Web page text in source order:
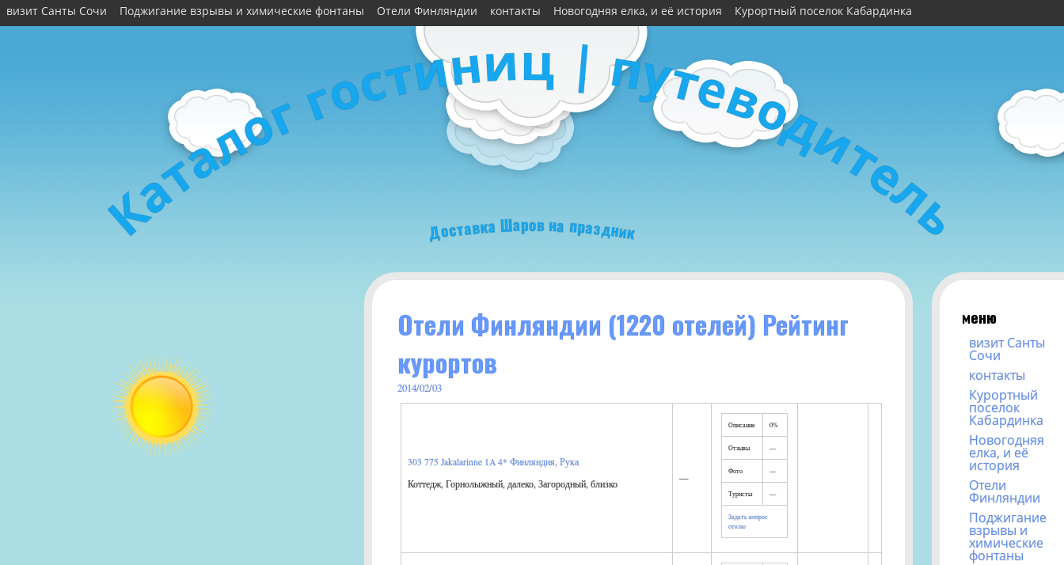
визит Санты Сочи Поджигание взрывы и химические фонтаны Отели Финляндии контакты Новогодняя елка, и её история Курортный поселок Кабардинка
К
а
т
а
л
о
г г
остиниц | путеводи
т
е
л
ь
Доставка Шаров на праздник
Отели Финляндии (1220 отелей) Рейтинг
курортов
2014/02/03
303 775 Jakalarinne 1A 4* Финляндия, Рука
Коттедж, Горнолыжный, далеко, Загородный, близко
—
Описание 0%
Отзывы —
Фото —
Туристы —
Задать вопрос
отелю
меню
визит Санты
Сочи
контакты
Курортный
поселок
Кабардинка
Новогодняя
елка, и её
история
Отели
Финляндии
Поджигание
взрывы и
химические
фонтаны